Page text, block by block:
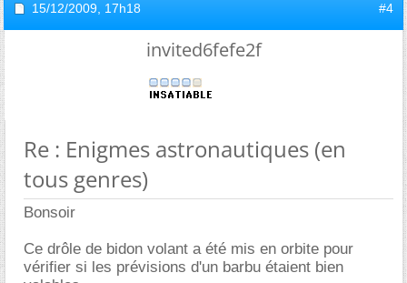
15/12/2009, 17h18 #4
invited6fefe2f
Re : Enigmes astronautiques (en
tous genres)
Bonsoir
Ce drôle de bidon volant a été mis en orbite pour
vérifier si les prévisions d'un barbu étaient bien